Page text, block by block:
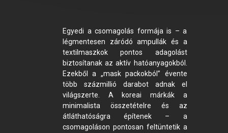
Egyedi a csomagolás formája is – a
légmentesen záródó ampullák és a
textilmaszkok pontos adagolást
biztosítanak az aktív hatóanyagokból.
Ezekből a „mask packokból” évente
több százmillió darabot adnak el
világszerte. A koreai márkák a
minimalista összetételre és az
átláthatóságra építenek – a
csomagoláson pontosan feltüntetik a